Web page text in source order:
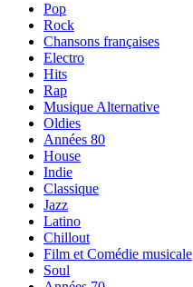
Pop
Rock
Chansons françaises
Electro
Hits
Rap
Musique Alternative
Oldies
Années 80
House
Indie
Classique
Jazz
Latino
Chillout
Film et Comédie musicale
Soul